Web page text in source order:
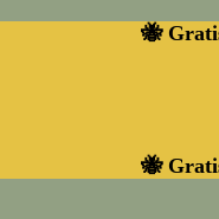
🐝
🐝